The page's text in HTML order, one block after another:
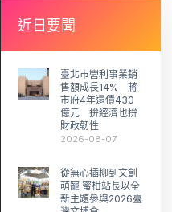
近日要聞
臺北市營利事業銷
售額成長14% 蔣
市府4年還債430
億元 拚經濟也拚
財政韌性
2026-08-07
從無心插柳到文創
萌寵 蜜柑站長以全
新主題參與2026臺